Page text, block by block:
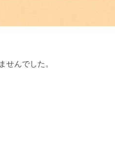
せんでした。